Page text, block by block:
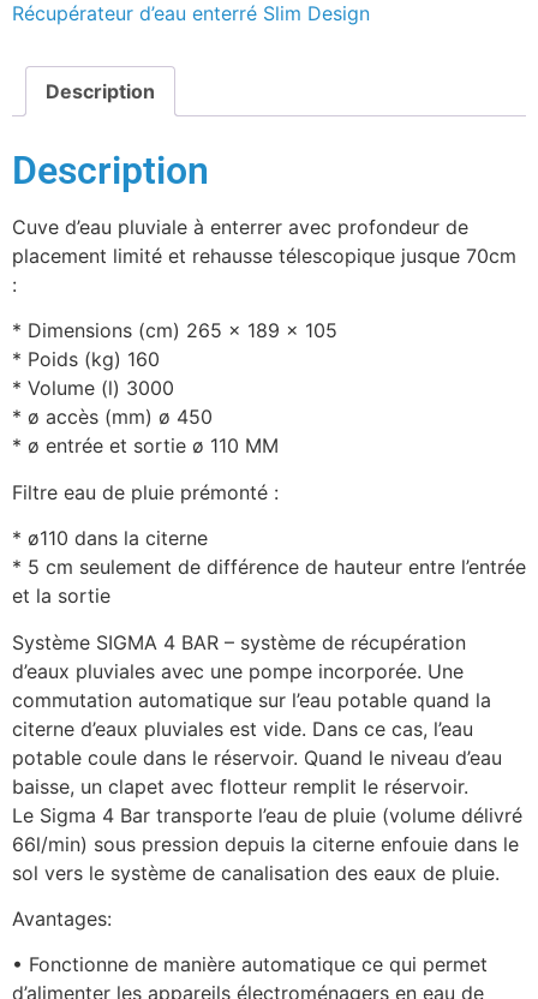
Récupérateur d’eau enterré Slim Design
Description
Description
Cuve d’eau pluviale à enterrer avec profondeur de
placement limité et rehausse télescopique jusque 70cm
:
* Dimensions (cm) 265 x 189 x 105
* Poids (kg) 160
* Volume (l) 3000
* ø accès (mm) ø 450
* ø entrée et sortie ø 110 MM
Filtre eau de pluie prémonté :
* ø110 dans la citerne
* 5 cm seulement de différence de hauteur entre l’entrée
et la sortie
Système SIGMA 4 BAR – système de récupération
d’eaux pluviales avec une pompe incorporée. Une
commutation automatique sur l’eau potable quand la
citerne d’eaux pluviales est vide. Dans ce cas, l’eau
potable coule dans le réservoir. Quand le niveau d’eau
baisse, un clapet avec flotteur remplit le réservoir.
Le Sigma 4 Bar transporte l’eau de pluie (volume délivré
66l/min) sous pression depuis la citerne enfouie dans le
sol vers le système de canalisation des eaux de pluie.
Avantages:
• Fonctionne de manière automatique ce qui permet
d’alimenter les appareils électroménagers en eau de